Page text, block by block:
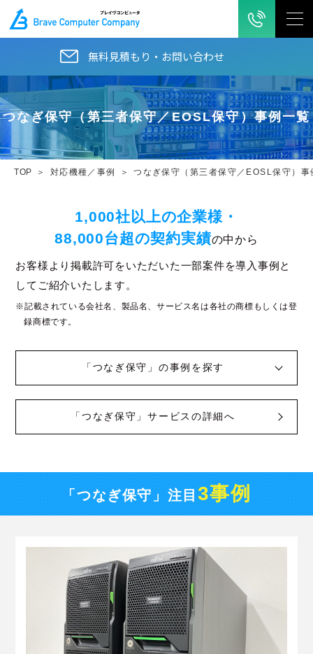
無料見積もり・お問い合わせ
つなぎ保守（第三者保守／EOSL保守）事例一覧
TOP 対応機種／事例 つなぎ保守（第三者保守／EOSL保守）事
1,000社以上の企業様・
88,000台超の契約実績の中から
お客様より掲載許可をいただいた一部案件を導入事例と
してご紹介いたします。
※記載されている会社名、製品名、サービス名は各社の商標もしくは登
録商標です。
「つなぎ保守」の事例を探す
「つなぎ保守」サービスの詳細へ
「つなぎ保守」注目 3事例